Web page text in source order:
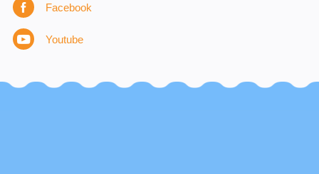
Facebook
Youtube